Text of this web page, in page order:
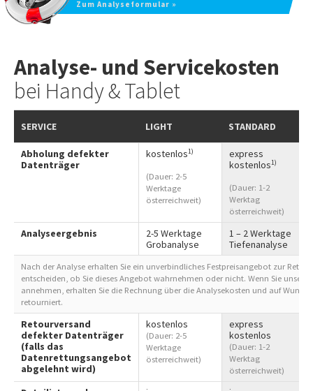
Zum Analyseformular »
Analyse- und Servicekosten
bei Handy & Tablet
SERVICE LIGHT STANDARD
Abholung defekter
Datenträger
kostenlos1)
(Dauer: 2-5
Werktage
österreichweit)
express
kostenlos1)
(Dauer: 1-2
Werktag
österreichweit)
Analyseergebnis
2-5 Werktage
Grobanalyse
1 – 2 Werktage
Tiefenanalyse
Nach der Analyse erhalten Sie ein unverbindliches Festpreisangebot zur
entscheiden, ob Sie dieses Angebot wahrnehmen oder nicht. Wenn Sie unser
annehmen, erhalten Sie die Rechnung über die Analysekosten und auf
retourniert.
Retourversand
defekter Datenträger
(falls das
Datenrettungsangebot
abgelehnt wird)
kostenlos
(Dauer: 2-5
Werktage
österreichweit)
express
kostenlos
(Dauer: 1-2
Werktag
österreichweit)